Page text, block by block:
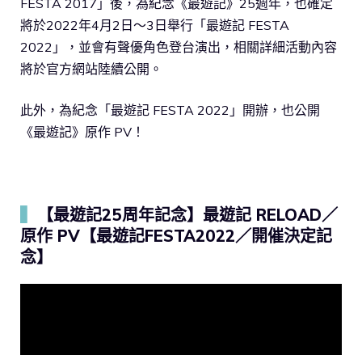
將於2022年4月2日～3日舉行「最遊記 FESTA
2022」，並會有聲優角色登台演出，相關詳細活動內容
將於官方網站陸續公開。
此外，為紀念「最遊記 FESTA 2022」開辦，也公開
《最遊記》原作 PV！
【最遊記25周年記念】最遊記 RELOAD／
原作 PV【最遊記FESTA2022／開催決定記
念】